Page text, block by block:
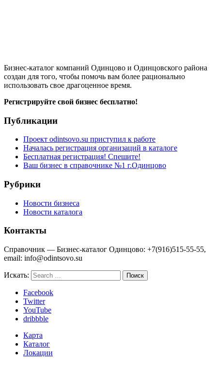
Бизнес-каталог компаний Одинцово и Одинцовского района
создан для того, чтобы помочь вам более рационально
использовать свое драгоценное время.
Регистрируйте свой бизнес бесплатно!
Публикации
Проект odintsovo.su приступил к работе
Началась регистрация организаций в каталоге
Бесплатная регистрация! Спешите!
Ваш бизнес в справочнике №1 г.Одинцово
Рубрики
Новости бизнеса
Новости каталога
Контакты
Справочник — Бизнес-каталог Одинцово: +7(916)515-55-55,
email: info@odintsovo.su
Искать:
Facebook
Twitter
YouTube
dribbble
Карта
Каталог
Локации